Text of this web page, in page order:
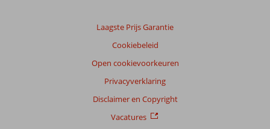
Laagste Prijs Garantie
Cookiebeleid
Open cookievoorkeuren
Privacyverklaring
Disclaimer en Copyright
Vacatures